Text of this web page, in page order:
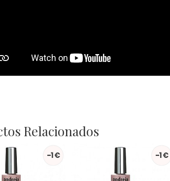
Relacionados
-1 € -1 €